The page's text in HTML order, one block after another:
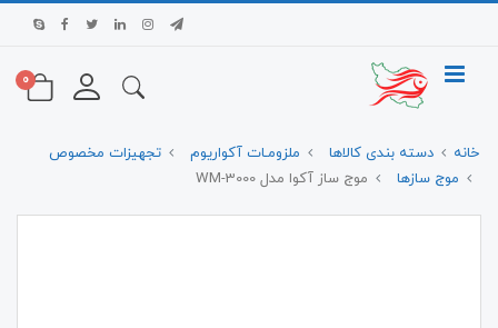
0
خانه دسته بندی کالاها ملزومـات آکواریوم
تجهیزات مخصوص
موج سازها
موج ساز آکوا مدل WM-3000